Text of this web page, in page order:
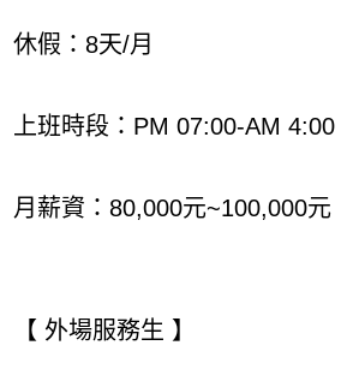
休假：8天/月
上班時段：PM 07:00-AM 4:00
月薪資：80,000元~100,000元
【 外場服務生 】